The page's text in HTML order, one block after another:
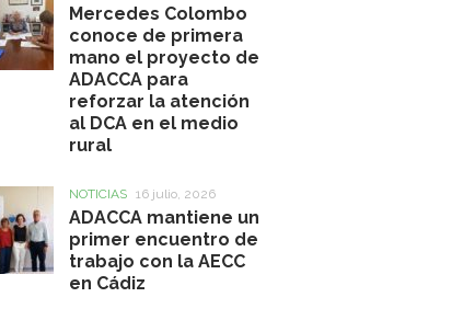
Mercedes Colombo
conoce de primera
mano el proyecto de
ADACCA para
reforzar la atención
al DCA en el medio
rural
NOTICIAS 16 julio, 2026
ADACCA mantiene un
primer encuentro de
trabajo con la AECC
en Cádiz